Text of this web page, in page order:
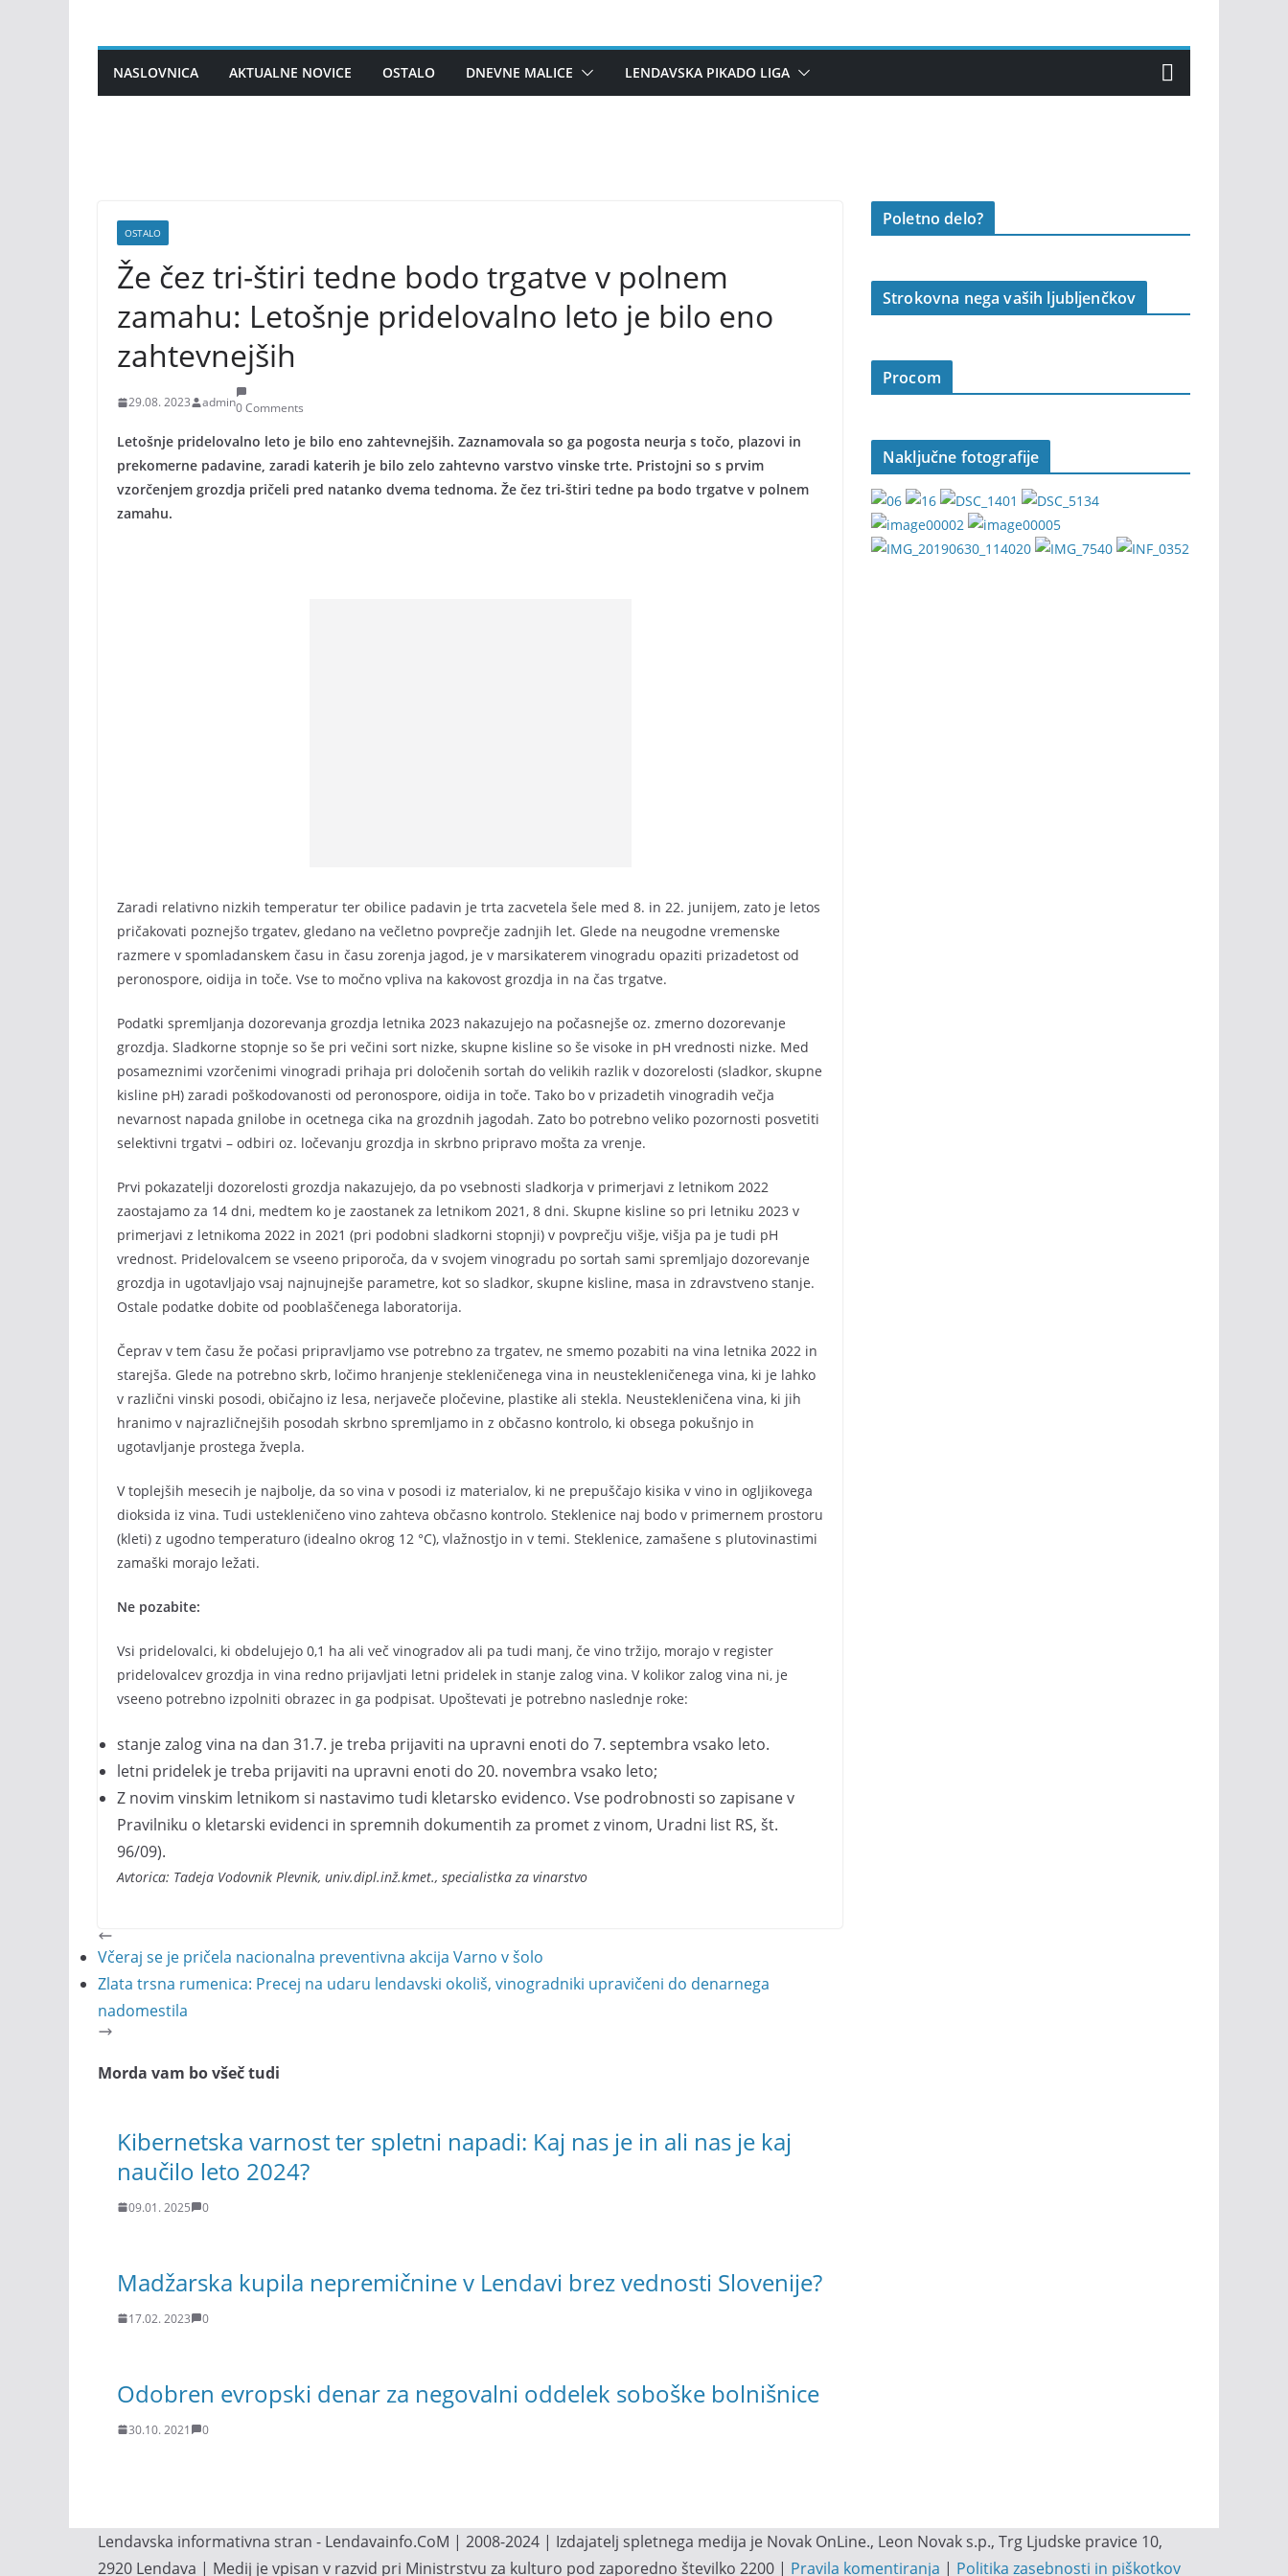
contentNASLOVNICA AKTUALNE NOVICE OSTALO DNEVNE MALICE LENDAVSKA PIKADO LIGA
OSTALO
Že čez tri-štiri tedne bodo trgatve v polnem
zamahu: Letošnje pridelovalno leto je bilo eno
zahtevnejših
29.08. 2023 admin0 Comments
Letošnje pridelovalno leto je bilo eno zahtevnejših. Zaznamovala so ga pogosta neurja s točo, plazovi in
prekomerne padavine, zaradi katerih je bilo zelo zahtevno varstvo vinske trte. Pristojni so s prvim
vzorčenjem grozdja pričeli pred natanko dvema tednoma. Že čez tri-štiri tedne pa bodo trgatve v polnem
zamahu.
Zaradi relativno nizkih temperatur ter obilice padavin je trta zacvetela šele med 8. in 22. junijem, zato je letos
pričakovati poznejšo trgatev, gledano na večletno povprečje zadnjih let. Glede na neugodne vremenske
razmere v spomladanskem času in času zorenja jagod, je v marsikaterem vinogradu opaziti prizadetost od
peronospore, oidija in toče. Vse to močno vpliva na kakovost grozdja in na čas trgatve.
Podatki spremljanja dozorevanja grozdja letnika 2023 nakazujejo na počasnejše oz. zmerno dozorevanje
grozdja. Sladkorne stopnje so še pri večini sort nizke, skupne kisline so še visoke in pH vrednosti nizke. Med
posameznimi vzorčenimi vinogradi prihaja pri določenih sortah do velikih razlik v dozorelosti (sladkor, skupne
kisline pH) zaradi poškodovanosti od peronospore, oidija in toče. Tako bo v prizadetih vinogradih večja
nevarnost napada gnilobe in ocetnega cika na grozdnih jagodah. Zato bo potrebno veliko pozornosti posvetiti
selektivni trgatvi – odbiri oz. ločevanju grozdja in skrbno pripravo mošta za vrenje.
Prvi pokazatelji dozorelosti grozdja nakazujejo, da po vsebnosti sladkorja v primerjavi z letnikom 2022
zaostajamo za 14 dni, medtem ko je zaostanek za letnikom 2021, 8 dni. Skupne kisline so pri letniku 2023 v
primerjavi z letnikoma 2022 in 2021 (pri podobni sladkorni stopnji) v povprečju višje, višja pa je tudi pH
vrednost. Pridelovalcem se vseeno priporoča, da v svojem vinogradu po sortah sami spremljajo dozorevanje
grozdja in ugotavljajo vsaj najnujnejše parametre, kot so sladkor, skupne kisline, masa in zdravstveno stanje.
Ostale podatke dobite od pooblaščenega laboratorija.
Čeprav v tem času že počasi pripravljamo vse potrebno za trgatev, ne smemo pozabiti na vina letnika 2022 in
starejša. Glede na potrebno skrb, ločimo hranjenje stekleničenega vina in neustekleničenega vina, ki je lahko
v različni vinski posodi, običajno iz lesa, nerjaveče pločevine, plastike ali stekla. Neustekleničena vina, ki jih
hranimo v najrazličnejših posodah skrbno spremljamo in z občasno kontrolo, ki obsega pokušnjo in
ugotavljanje prostega žvepla.
V toplejših mesecih je najbolje, da so vina v posodi iz materialov, ki ne prepuščajo kisika v vino in ogljikovega
dioksida iz vina. Tudi ustekleničeno vino zahteva občasno kontrolo. Steklenice naj bodo v primernem prostoru
(kleti) z ugodno temperaturo (idealno okrog 12 °C), vlažnostjo in v temi. Steklenice, zamašene s plutovinastimi
zamaški morajo ležati.
Ne pozabite:
Vsi pridelovalci, ki obdelujejo 0,1 ha ali več vinogradov ali pa tudi manj, če vino tržijo, morajo v register
pridelovalcev grozdja in vina redno prijavljati letni pridelek in stanje zalog vina. V kolikor zalog vina ni, je
vseeno potrebno izpolniti obrazec in ga podpisat. Upoštevati je potrebno naslednje roke:
stanje zalog vina na dan 31.7. je treba prijaviti na upravni enoti do 7. septembra vsako leto.
letni pridelek je treba prijaviti na upravni enoti do 20. novembra vsako leto;
Z novim vinskim letnikom si nastavimo tudi kletarsko evidenco. Vse podrobnosti so zapisane v
Pravilniku o kletarski evidenci in spremnih dokumentih za promet z vinom, Uradni list RS, št.
96/09).
Avtorica: Tadeja Vodovnik Plevnik, univ.dipl.inž.kmet., specialistka za vinarstvo
Včeraj se je pričela nacionalna preventivna akcija Varno v šolo
Zlata trsna rumenica: Precej na udaru lendavski okoliš, vinogradniki upravičeni do denarnega
nadomestila
Morda vam bo všeč tudi
Kibernetska varnost ter spletni napadi: Kaj nas je in ali nas je kaj
naučilo leto 2024?
09.01. 2025 0
Madžarska kupila nepremičnine v Lendavi brez vednosti Slovenije?
17.02. 2023 0
Odobren evropski denar za negovalni oddelek soboške bolnišnice
30.10. 2021 0
Poletno delo?
Strokovna nega vaših ljubljenčkov
Procom
Naključne fotografije
Lendavska informativna stran - Lendavainfo.CoM | 2008-2024 | Izdajatelj spletnega medija je Novak OnLine., Leon Novak s.p., Trg Ljudske pravice 10,
2920 Lendava | Medij je vpisan v razvid pri Ministrstvu za kulturo pod zaporedno številko 2200 | Pravila komentiranja | Politika zasebnosti in piškotkov